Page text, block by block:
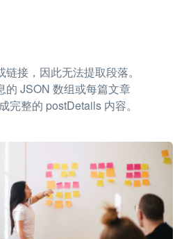
接，因此无法提取段落。
的 JSON 数组或每篇文章
完整的 postDetails 内容。